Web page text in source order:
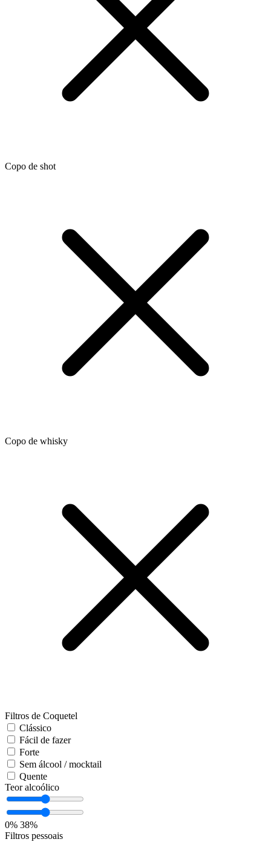
Copo de shot
Copo de whisky
Filtros de Coquetel
Clássico
Fácil de fazer
Forte
Sem álcool / mocktail
Quente
Teor alcoólico
0% 38%
Filtros pessoais